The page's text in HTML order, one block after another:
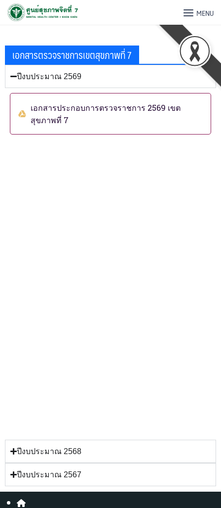
MENU
เอกสารตรวจราชการเขตสุขภาพที่ 7
ปีงบประมาณ 2569
เอกสารประกอบการตรวจราชการ 2569 เขต
สุขภาพที่ 7
ปีงบประมาณ 2568
ปีงบประมาณ 2567